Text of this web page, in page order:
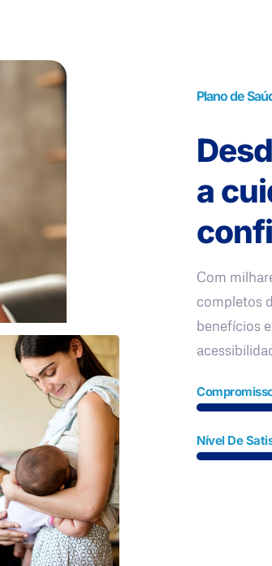
Plano de
a
Com
completos
benefícios
Nível De